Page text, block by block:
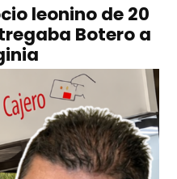
leonino de 20
Botero a